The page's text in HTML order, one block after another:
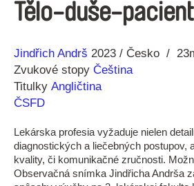
Tělo-duše-pacient
Réžia
Jindřich Andrš
Rok
výroby
2023 Česko
Zvukové stopy Čeština
Titulky Angličtina
ČSFD
Lekárska profesia vyžaduje nielen
diagnostických a liečebných postupov,
kvality, či komunikačné zručnosti.
Observačná snímka Jindřicha Andrša